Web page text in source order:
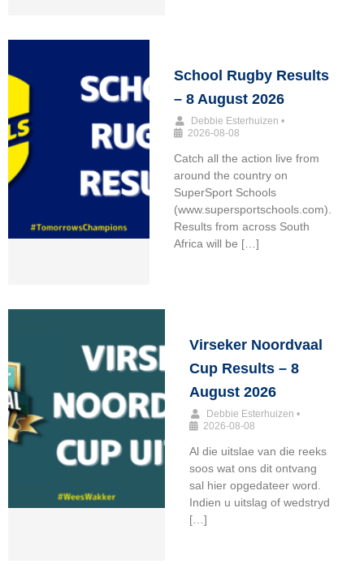
School Rugby Results
– 8 August 2026
Debbie Esterhuizen •
2026-08-08
Catch all the action live from
around the country on
SuperSport Schools
(www.supersportschools.com).
Results from across South
Africa will be […]
Virseker Noordvaal
Cup Results – 8
August 2026
Debbie Esterhuizen •
2026-08-08
Al die uitslae van die reeks
soos wat ons dit ontvang
sal hier opgedateer word.
Indien u uitslag of wedstryd
[…]